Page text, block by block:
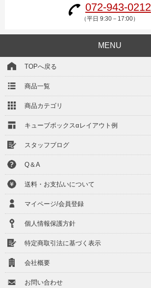
072-943-0212
（平日 9:30－17:00）
MENU
TOPへ戻る
商品一覧
商品カテゴリ
キューブボックスαレイアウト例
スタッフブログ
Q＆A
送料・お支払いについて
マイページ/会員登録
個人情報保護方針
特定商取引法に基づく表示
会社概要
お問い合わせ